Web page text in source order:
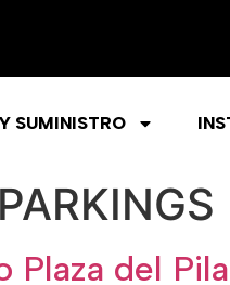
SUMINISTRO
PARKINGS
Plaza del